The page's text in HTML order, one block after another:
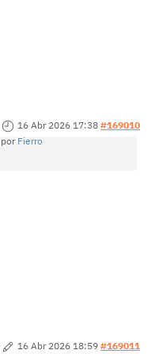
16 Abr 2026 17:38 #169010
por Fierro
16 Abr 2026 18:59 #169011